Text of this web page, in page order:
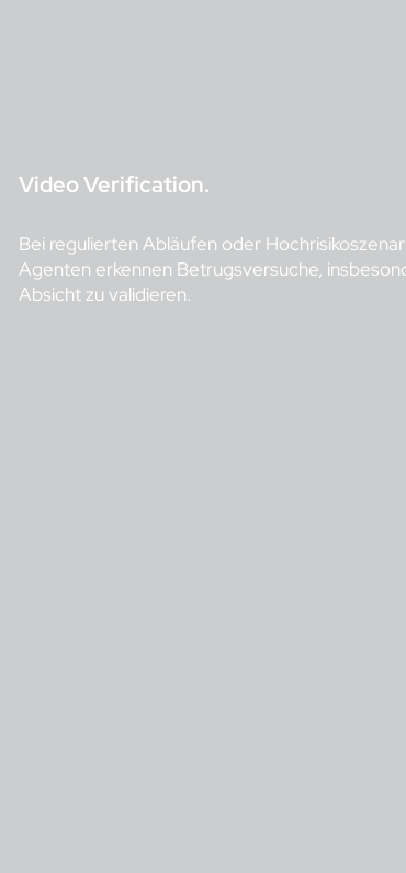
Video Verification.
Bei regulierten Abläufen oder
Agenten erkennen Betrugsversuche,
Absicht zu validieren.